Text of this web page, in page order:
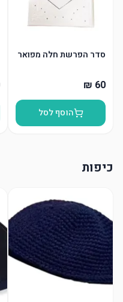
סדר הפרשת חלה מפואר
הוסף לסל
כיפות